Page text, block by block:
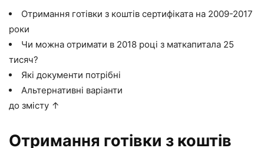
Отримання готівки з коштів сертифіката на 2009-2017
роки
Чи можна отримати в 2018 році з маткапитала 25
тисяч?
Які документи потрібні
Альтернативні варіанти
до змісту ↑
Отримання готівки з коштів